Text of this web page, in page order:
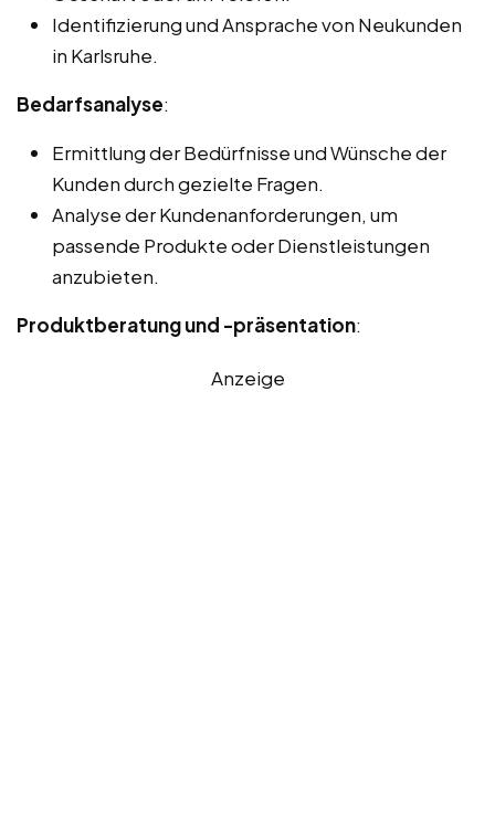
Identifizierung und Ansprache von Neukunden
in Karlsruhe.
Bedarfsanalyse:
Ermittlung der Bedürfnisse und Wünsche der
Kunden durch gezielte Fragen.
Analyse der Kundenanforderungen, um
passende Produkte oder Dienstleistungen
anzubieten.
Produktberatung und -präsentation:
Anzeige